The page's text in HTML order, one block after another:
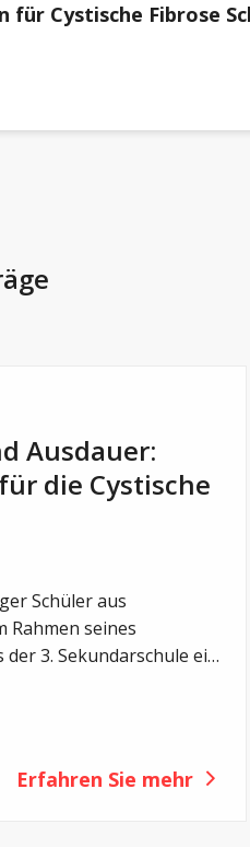
für Cystische Fibrose
Ausdauer:
die Cystische
Schüler aus
Rahmen seines
3. Sekundarschule ein
Summe von 11’000
Erfahren Sie mehr